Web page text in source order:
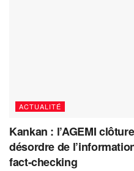
ACTUALITÉ
Kankan : l’AGEMI
désordre de
fact-checking